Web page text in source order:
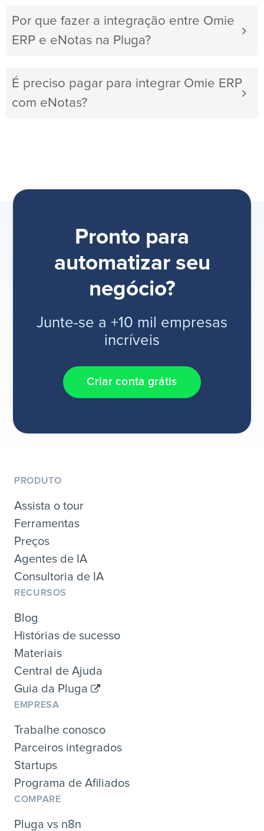
Por que fazer a integração entre Omie
ERP e eNotas na Pluga?
É preciso pagar para integrar Omie ERP
com eNotas?
Pronto para
automatizar seu
negócio?
Junte-se a +10 mil empresas
incríveis
Criar conta grátis
PRODUTO
Assista o tour
Ferramentas
Preços
Agentes de IA
Consultoria de IA
RECURSOS
Blog
Histórias de sucesso
Materiais
Central de Ajuda
Guia da Pluga
EMPRESA
Trabalhe conosco
Parceiros integrados
Startups
Programa de Afiliados
COMPARE
Pluga vs n8n